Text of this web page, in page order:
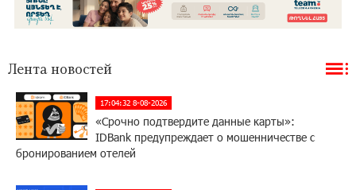
Лента новостей
17:04:32 8-08-2026
«Срочно подтвердите данные карты»:
IDBank предупреждает о мошенничестве с
бронированием отелей